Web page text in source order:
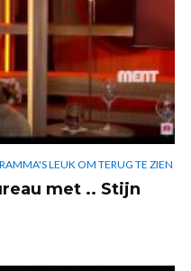
LEUK OM TERUG TE ZIEN
met .. Stijn